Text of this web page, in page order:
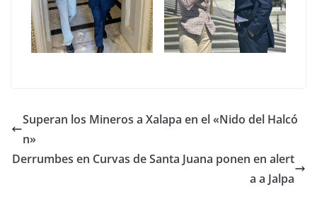
Superan los Mineros a Xalapa en el «Nido del Halcó
n»
Derrumbes en Curvas de Santa Juana ponen en alert
a a Jalpa